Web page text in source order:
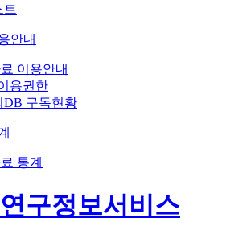
트
안내
이용안내
용권한
DB 구독현황
통계